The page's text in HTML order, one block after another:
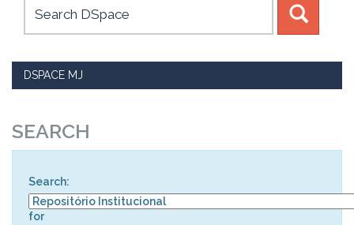
DSPACE MJ
SEARCH
Search:
for